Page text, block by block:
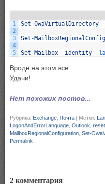
1
2
3
4
5
Set -OwaVirtualDirectory -
Set -
Set -Mailbox -identity -
Вроде на этом все.
Удачи!
Нет похожих постов...
Рубрика: Exchange Почта | Метки:
LogonAndErrorLanguage Outlook
MailboxRegionalConfiguration Set-
Permalink
2 комментария